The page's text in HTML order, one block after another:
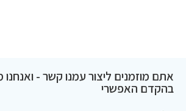
אתם מוזמנים ליצור עמנו קשר - ואנחנו
בהקדם האפשרי